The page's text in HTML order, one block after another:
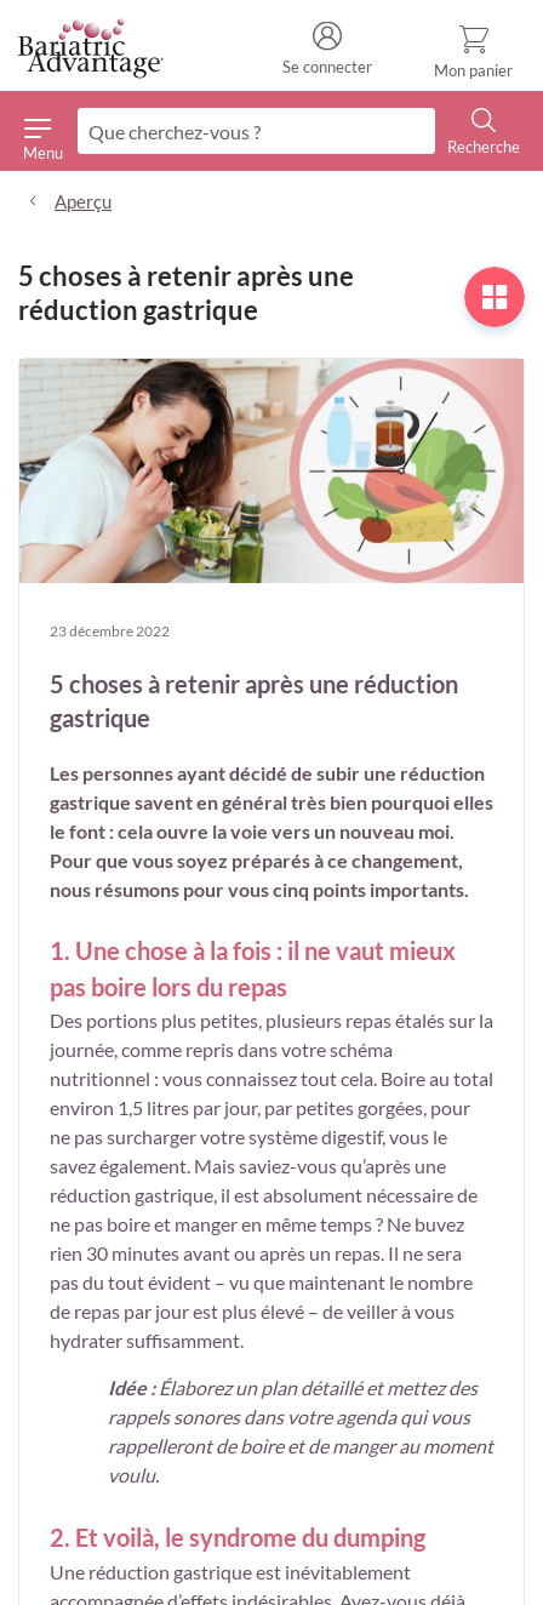
Menu
Recherche
Mon panier
Se connecter
Aperçu
5 choses à retenir après une
réduction gastrique
23 décembre 2022
5 choses à retenir après une réduction
gastrique
Les personnes ayant décidé de subir une réduction
gastrique savent en général très bien pourquoi elles
le font : cela ouvre la voie vers un nouveau moi.
Pour que vous soyez préparés à ce changement,
nous résumons pour vous cinq points importants.
1. Une chose à la fois : il ne vaut mieux
pas boire lors du repas
Des portions plus petites, plusieurs repas étalés sur la
journée, comme repris dans votre schéma
nutritionnel : vous connaissez tout cela. Boire au total
environ 1,5 litres par jour, par petites gorgées, pour
ne pas surcharger votre système digestif, vous le
savez également. Mais saviez-vous qu’après une
réduction gastrique, il est absolument nécessaire de
ne pas boire et manger en même temps ? Ne buvez
rien 30 minutes avant ou après un repas. Il ne sera
pas du tout évident – vu que maintenant le nombre
de repas par jour est plus élevé – de veiller à vous
hydrater suffisamment.
Idée:Élaborez un plan détaillé et mettez des
rappels sonores dans votre agenda qui vous
rappelleront de boire et de manger au moment
voulu.
2. Et voilà, le syndrome du dumping
Une réduction gastrique est inévitablement